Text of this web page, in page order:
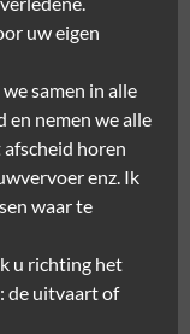
uw eigen
samen in alle
en nemen we alle
horen
enz. Ik
waar te
u richting het
de uitvaart of